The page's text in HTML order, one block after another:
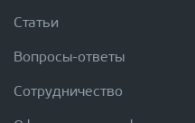
Статьи
Вопросы-ответы
Сотрудничество